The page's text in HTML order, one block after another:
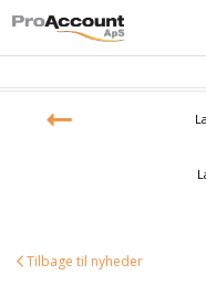
Tilbage til nyheder